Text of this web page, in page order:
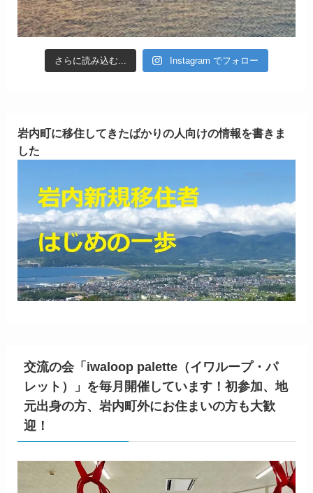
さらに読み込む... Instagram でフォロー
岩内町に移住してきたばかりの人向けの情報を書きま
した
交流の会「iwaloop palette（イワループ・パ
レット）」を毎月開催しています！初参加、地
元出身の方、岩内町外にお住まいの方も大歓
迎！